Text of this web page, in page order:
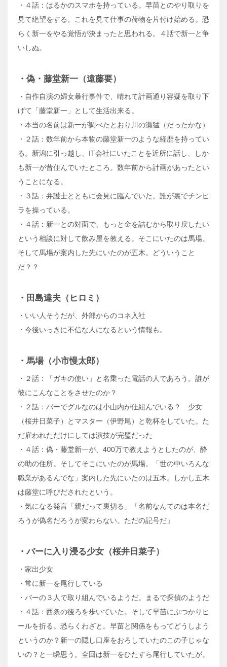
・４話：はるかのスマホを持っている。早苗とのやり取りを
見て絶望をする。これを見て仕事の荷物を片付け始める。恐
らく新一をやる覚悟が決まったと思われる。４話で新一と争
いしぬ。
・偽・藤堂新一（遠藤要）
・自作自演の婦女暴行事件で、晴れて計画通り容疑を取り下
げて「藤堂新一」として生活出来る。
・本当の名前は新一が調べたとおり川の瀬猛（だったかな）
・２話：数年前から本物の藤堂新一のような経歴を持ってい
る。新潟に引っ越し、IT会社にいたことを近所に話し、しか
も新一が昔住んでいたところ。数年前から計画があったとい
うことになる。
・３話：弁護士とともに会見に臨んでいた。誰が裏でチンピ
ラを操っている。
・４話：新一との対面で、もっと金を詰むから取り戻したい
という相談に対して飲み屋を教える。そこにいたのは馬場。
そして馬場が案内した先にいたのが五木。どういうこと
だ？？
・田島達夫（ヒロミ）
・いい人そうだが、外部からのコネ入社
・今後いっきに不信な人になるという情報も。
・馬場（小市慢太郎）
・２話：「ガキの使い」と名乗った電話の人であろう。誰が
彼にこんなことをさせたのか？
・２話：バーでグルなのは小山内が仕組んでいる？ 少女
（桜井日菜子）とマスター（伊野尾）と乾杯をしていた。た
だ雇われただけにしては演技が完璧だった
・４話：偽・藤堂新一が、400万で教えようとしたのが、酔
の助の住所。そしてそこにいたのが馬場。「世の中いろんな
職業があるんでな」案内した先にいたのは五木。しかし五木
は藤堂に呼びだされたという。
・気になる発言「親だって裏切る」「名前なんてのは本名だ
ろうが偽名だろうが変わらない。ただの記号だ」
・バーに入り浸る少女（桜井日菜子）
・家出少女
・常に新一を尾行している
・バーの３人で取り組んでいるようだ。まるで探偵のようだ
・４話：西条の後ろを歩いていた。そして早苗にぶつかりヒ
ールを折る。恐らくわざと。早苗と関係をもってどうしよう
というのか？新一の隠し口座をおろしていたのこの子じゃな
いの？と一瞬思う。全回は新一をひたすら尾行していたが。